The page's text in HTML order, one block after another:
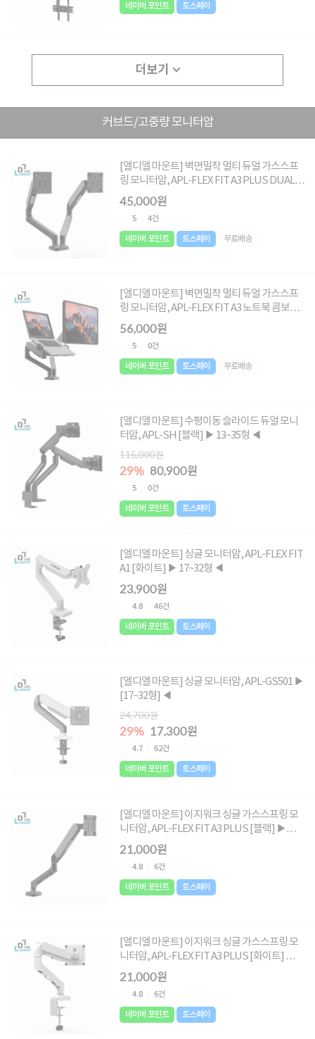
네이버 포인트 토스페이
더보기
커브드/고중량 모니터암
[엘디엘 마운트] 벽면밀착 멀티 듀얼 가스스프
링 모니터암, APL-FLEX FIT A3 PLUS DUAL
▶ [17~32형] ◀
45,000원
5 4건
네이버 포인트 토스페이 무료배송
[엘디엘 마운트] 벽면밀착 멀티 듀얼 가스스프
링 모니터암, APL-FLEX FIT A3 노트북 콤보
NOTE PLUS ▶ [17~32형] ◀
56,000원
5 0건
네이버 포인트 토스페이 무료배송
[엘디엘 마운트] 수평이동 슬라이드 듀얼 모니
터암, APL-SH [블랙] ▶ 13~35형 ◀
115,000원
29% 80,900원
5 0건
네이버 포인트 토스페이
[엘디엘 마운트] 싱글 모니터암, APL-FLEX FIT
A1 [화이트] ▶ 17~32형 ◀
23,900원
4.8 46건
네이버 포인트 토스페이
[엘디엘 마운트] 싱글 모니터암, APL-GS501 ▶
[17~32형] ◀
24,700원
29% 17,300원
4.7 62건
네이버 포인트 토스페이
[엘디엘 마운트] 이지워크 싱글 가스스프링 모
니터암, APL-FLEX FIT A3 PLUS [블랙] ▶
17~32형 ◀
21,000원
4.8 6건
네이버 포인트 토스페이
[엘디엘 마운트] 이지워크 싱글 가스스프링 모
니터암, APL-FLEX FIT A3 PLUS [화이트] ▶
17~32형 ◀
21,000원
4.8 6건
네이버 포인트 토스페이